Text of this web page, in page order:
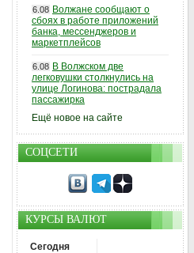
6.08 Волжане сообщают о
сбоях в работе приложений
банка, мессенджеров и
маркетплейсов
6.08 В Волжском две
легковушки столкнулись на
улице Логинова: пострадала
пассажирка
Ещё новое на сайте
СОЦСЕТИ
КУРСЫ ВАЛЮТ
Сегодня